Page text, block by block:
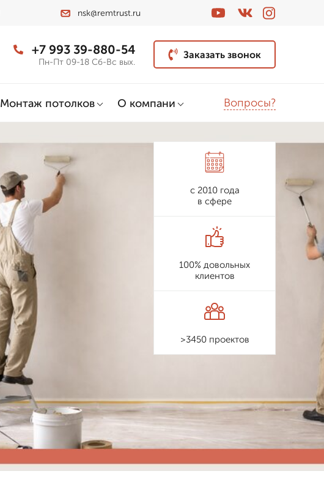
nsk@remtrust.ru
+7 993 39-880-54
Пн-Пт 09-18 Сб-Вс вых.
Заказать звонок
Монтаж потолков О компани Вопросы?
с 2010 года
в сфере
100% довольных
клиентов
>3450 проектов